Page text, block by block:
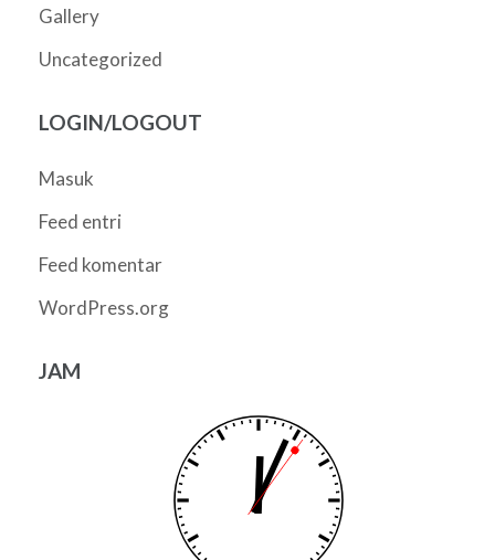
Gallery
Uncategorized
LOGIN/LOGOUT
Masuk
Feed entri
Feed komentar
WordPress.org
JAM